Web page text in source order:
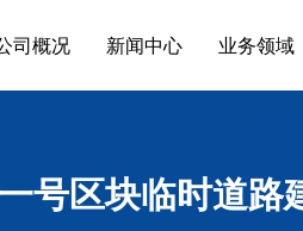
司概况 新闻中心 业务领域
号区块临时道路